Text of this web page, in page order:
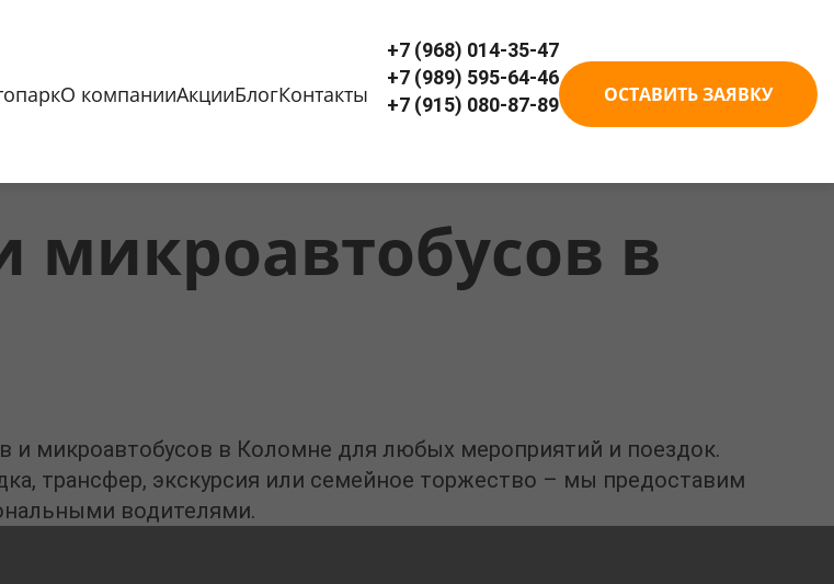
О компанииАкцииБлогКонтакты
+7 (968) 014-35-47
+7 (989) 595-64-46
+7 (915) 080-87-89
ОСТАВИТЬ ЗАЯВКУ
микроавтобусов в
и микроавтобусов в Коломне для любых мероприятий и поездок.
трансфер, экскурсия или семейное торжество – мы предоставим
водителями.